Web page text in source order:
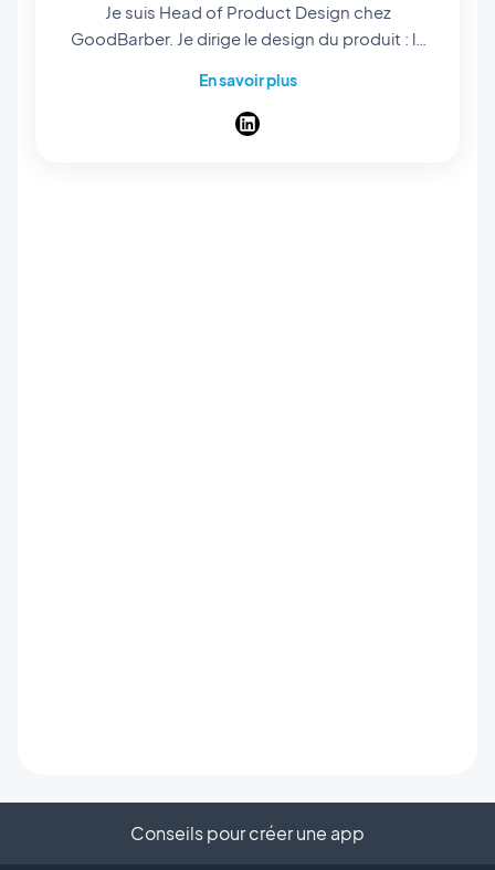
Je suis Head of Product Design chez
GoodBarber. Je dirige le design du produit : le
construites, les layouts qui servent de point de
départ, et le parcours qui mène d'une idée à
En savoir plus
Conseils pour créer une app